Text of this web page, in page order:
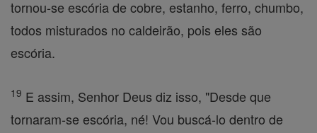
tornou-se escória de cobre, estanho, ferro, chumbo,
todos misturados no caldeirão, pois eles são
escória.
19 E assim, Senhor Deus diz isso, "Desde que
tornaram-se escória, né! Vou buscá-lo dentro de